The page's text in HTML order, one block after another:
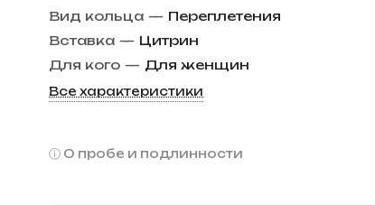
Вид кольца — Переплетения
Вставка — Цитрин
Для кого — Для женщин
Все характеристики
О пробе и подлинности